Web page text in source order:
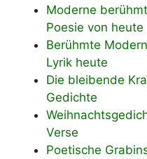
Moderne
Poesie von heute
Berühmte
Lyrik heute
Die bleibende
Gedichte
Verse
Poetische